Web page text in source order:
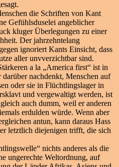
die Schriften von Kant
Gefühlsduselei angeblicher
kluger Überlegungen zu einer
Der jahrzehntelang
ignoriert Kants Einsicht, dass
aller unvverzichtbar sind.
a la „America first“ ist in
nachdenkt, Menschen auf
oder sie in Flüchtlingslager in
und vergewaltigt werden, ist
auch dumm, weil er anderen
erdulden würde. Wenn aber
antun, kann daraus Hass
letztlich diejenigen trifft, die sich
nichts anderes als die
ungerechte Weltordnung, auf